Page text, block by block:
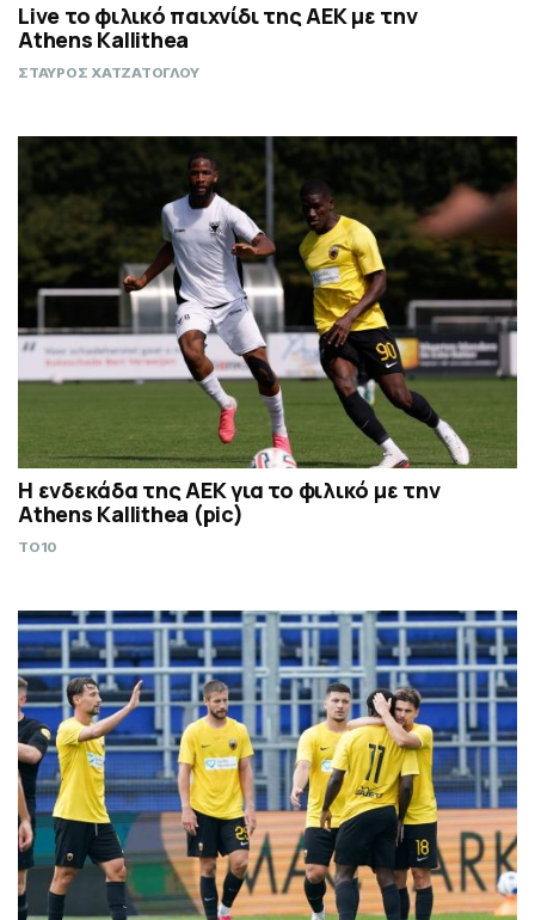
Live το φιλικό παιχνίδι της ΑΕΚ με την
Athens Kallithea
ΣΤΑΥΡΟΣ ΧΑΤΖΑΤΟΓΛΟΥ
Η ενδεκάδα της ΑΕΚ για το φιλικό με την
Athens Kallithea (pic)
TO10